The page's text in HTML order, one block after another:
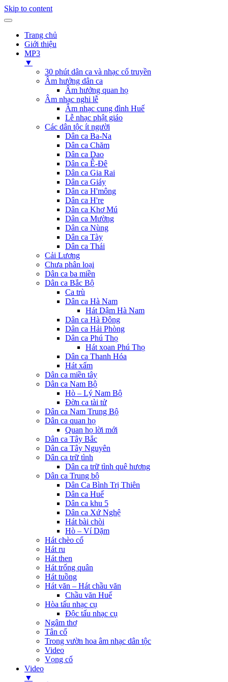
Skip to content
Trang chủ
Giới thiệu
MP3
▼
30 phút dân ca và nhạc cổ truyền
Âm hưởng dân ca
Âm hưởng quan họ
Âm nhạc nghi lễ
Âm nhạc cung đình Huế
Lễ nhạc phật giáo
Các dân tộc ít người
Dân ca Ba-Na
Dân ca Chăm
Dân ca Dao
Dân ca Ê-Đê
Dân ca Gia Rai
Dân ca Giáy
Dân ca H'mông
Dân ca H're
Dân ca Khơ Mú
Dân ca Mường
Dân ca Nùng
Dân ca Tày
Dân ca Thái
Cải Lương
Chưa phân loại
Dân ca ba miền
Dân ca Bắc Bộ
Ca trù
Dân ca Hà Nam
Hát Dậm Hà Nam
Dân ca Hà Đông
Dân ca Hải Phòng
Dân ca Phú Thọ
Hát xoan Phú Thọ
Dân ca Thanh Hóa
Hát xẩm
Dân ca miền tây
Dân ca Nam Bộ
Hò – Lý Nam Bộ
Đờn ca tài tử
Dân ca Nam Trung Bộ
Dân ca quan họ
Quan họ lời mới
Dân ca Tây Bắc
Dân ca Tây Nguyên
Dân ca trữ tình
Dân ca trữ tình quê hương
Dân ca Trung bộ
Dân Ca Bình Trị Thiên
Dân ca Huế
Dân ca khu 5
Dân ca Xứ Nghệ
Hát bài chòi
Hò – Ví Dặm
Hát chèo cổ
Hát ru
Hát then
Hát trống quân
Hát tuồng
Hát văn – Hát chầu văn
Chầu văn Huế
Hòa tấu nhạc cụ
Độc tấu nhạc cụ
Ngâm thơ
Tân cổ
Trong vườn hoa âm nhạc dân tộc
Video
Vọng cổ
Video
▼